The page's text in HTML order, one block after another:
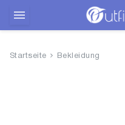
Startseite Bekleidung